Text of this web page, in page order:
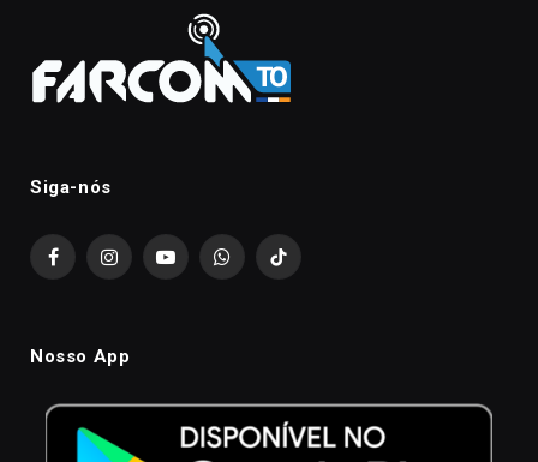
Siga-nós
FacebookInstagramYouTubeWhatsAppTikTok
Nosso App